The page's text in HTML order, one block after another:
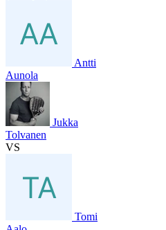
Antti
Aunola
Jukka
Tolvanen
VS
Tomi